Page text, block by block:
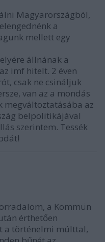
Magyarországból,
a
mellett egy
állnának a
imf hitelt. 2 éven
csak ne csináljuk
van az a mondás
megváltoztatásába az
belpolitikájával
szerintem. Tessék
a Kommün
érthetően
a történelmi múlttal,